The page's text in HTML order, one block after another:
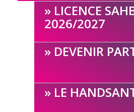
LICENCE
2026/2027
DEVENIR
LE